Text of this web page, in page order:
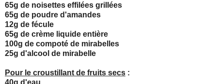
65g de noisettes effilées grillées
65g de poudre d'amandes
12g de fécule
65g de crème liquide entière
100g de compoté de mirabelles
25g d'alcool de mirabelle
Pour le croustillant de fruits secs :
40g d'eau